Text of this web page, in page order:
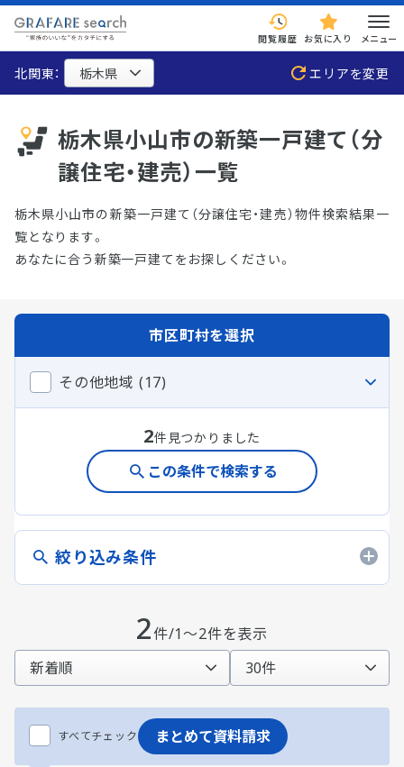
閲覧履歴 お気に入り メニュー
北関東： エリアを変更
栃木県小山市の新築一戸建て（分
譲住宅・建売）一覧
栃木県小山市の新築一戸建て（分譲住宅・建売）物件検索結果一
覧となります。
あなたに合う新築一戸建てをお探しください。
2件/1～2件を表示
すべてチェック まとめて資料請求
市区町村を選択
その他地域 (17)
2件見つかりました
この条件で検索する
絞り込み条件